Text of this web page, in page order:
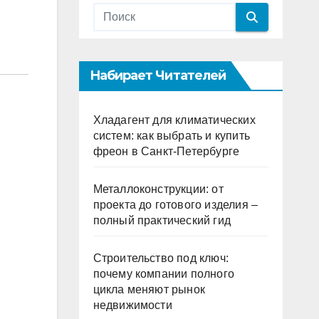
Набирает Читателей
Хладагент для климатических
систем: как выбрать и купить
фреон в Санкт-Петербурге
Металлоконструкции: от
проекта до готового изделия –
полный практический гид
Строительство под ключ:
почему компании полного
цикла меняют рынок
недвижимости